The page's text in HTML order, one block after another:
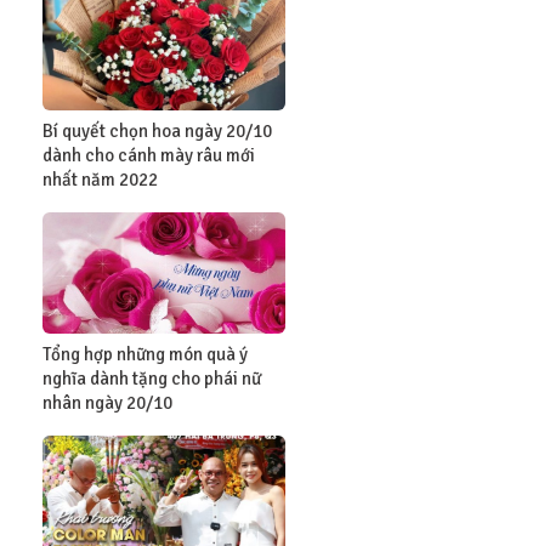
Bí quyết chọn hoa ngày 20/10
dành cho cánh mày râu mới
nhất năm 2022
Tổng hợp những món quà ý
nghĩa dành tặng cho phái nữ
nhân ngày 20/10